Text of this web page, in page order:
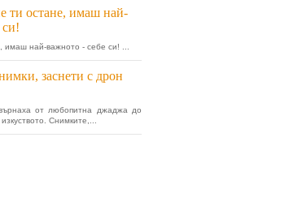
ти остане, имаш най-
си!
имаш най-важното - себе си! ...
заснети с дрон
от любопитна джаджа до
Снимките,...